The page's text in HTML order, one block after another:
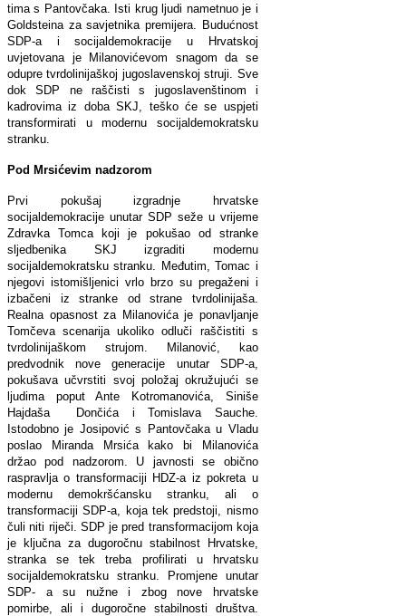
tima s Pantovčaka. Isti krug ljudi nametnuo je i
Goldsteina za savjetnika premijera. Budućnost
SDP-a i socijaldemokracije u Hrvatskoj
uvjetovana je Milanovićevom snagom da se
odupre tvrdolinijaškoj jugoslavenskoj struji. Sve
dok SDP ne raščisti s jugoslavenštinom i
kadrovima iz doba SKJ, teško će se uspjeti
transformirati u modernu socijaldemokratsku
stranku.
Pod Mrsićevim nadzorom
Prvi pokušaj izgradnje hrvatske
socijaldemokracije unutar SDP seže u vrijeme
Zdravka Tomca koji je pokušao od stranke
sljedbenika SKJ izgraditi modernu
socijaldemokratsku stranku. Međutim, Tomac i
njegovi istomišljenici vrlo brzo su pregaženi i
izbačeni iz stranke od strane tvrdolinijaša.
Realna opasnost za Milanovića je ponavljanje
Tomčeva scenarija ukoliko odluči raščistiti s
tvrdolinijaškom strujom. Milanović, kao
predvodnik nove generacije unutar SDP-a,
pokušava učvrstiti svoj položaj okružujući se
ljudima poput Ante Kotromanovića, Siniše
Hajdaša Dončića i Tomislava Sauche.
Istodobno je Josipović s Pantovčaka u Vladu
poslao Miranda Mrsića kako bi Milanovića
držao pod nadzorom. U javnosti se obično
raspravlja o transformaciji HDZ-a iz pokreta u
modernu demokršćansku stranku, ali o
transformaciji SDP-a, koja tek predstoji, nismo
čuli niti riječi. SDP je pred transformacijom koja
je ključna za dugoročnu stabilnost Hrvatske,
stranka se tek treba profilirati u hrvatsku
socijaldemokratsku stranku. Promjene unutar
SDP- a su nužne i zbog nove hrvatske
pomirbe, ali i dugoročne stabilnosti društva.